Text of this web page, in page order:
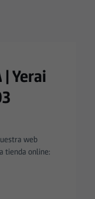
| Yerai
web
tienda online: